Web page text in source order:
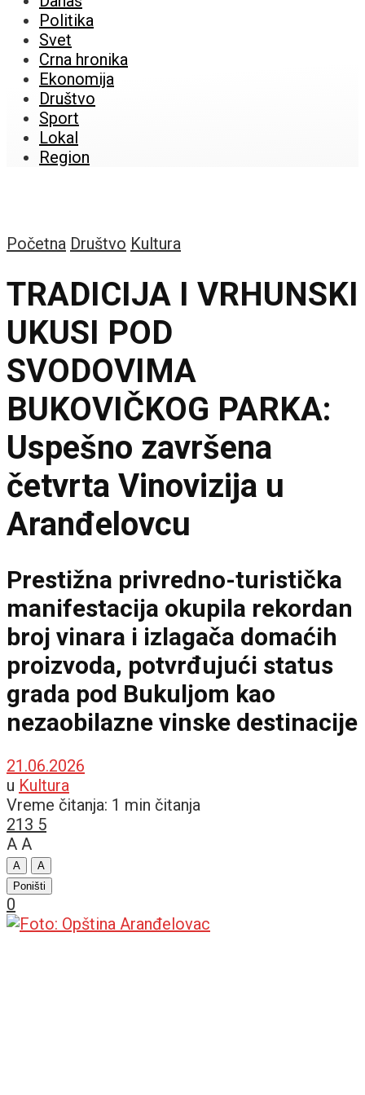
Politika
Svet
Crna hronika
Ekonomija
Društvo
Sport
Lokal
Region
Početna Društvo Kultura
TRADICIJA I VRHUNSKI
UKUSI POD
SVODOVIMA
BUKOVIČKOG PARKA:
Uspešno završena
četvrta Vinovizija u
Aranđelovcu
Prestižna privredno-turistička
manifestacija okupila rekordan
broj vinara i izlagača domaćih
proizvoda, potvrđujući status
grada pod Bukuljom kao
nezaobilazne vinske destinacije
21.06.2026
u Kultura
Vreme čitanja: 1 min čitanja
213 5
A A
A
A
Poništi
0